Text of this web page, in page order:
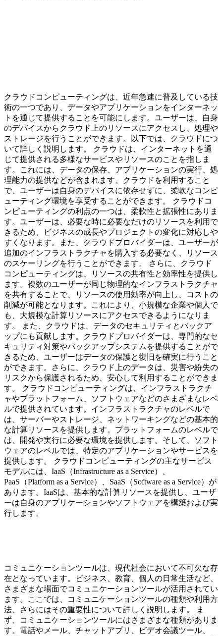
クラウドコンピューティングは、近年急速に普及している技
術の一つであり、データやアプリケーションをインターネッ
トを通じて提供することを可能にします。ユーザーは、自身
のデバイスからクラウド上のリソースにアクセスし、処理や
ストレージを行うことができます。以下では、クラウドにつ
いて詳しく説明します。 クラウドは、インターネットを通
じて提供される多様なサービスやリソースのことを指しま
す。これには、データの保存、アプリケーションの実行、処
理能力の提供などが含まれます。クラウドを利用すること
で、ユーザーは自身のデバイスに依存せずに、柔軟なコンピ
ューティング環境を享受することができます。 クラウドコ
ンピューティングの利点の一つは、柔軟性と拡張性にありま
す。ユーザーは、必要な時に必要なだけのリソースを利用で
きるため、ビジネスの成長やプロジェクトの変化に対応しや
すくなります。また、クラウドプロバイダーは、ユーザーが
追加のインフラストラクチャを購入する必要なく、リソース
のスケーリングを行うことができます。 さらに、クラウド
コンピューティングは、リソースの共有性と効率性を提供し
ます。複数のユーザーが同じ物理的なインフラストラクチャ
を共有することで、リソースの使用効率が向上し、コストの
削減が可能となります。これにより、小規模な企業や個人で
も、大規模な計算リソースにアクセスできるようになりま
す。 また、クラウドは、データのセキュリティとバックア
ップにも貢献します。クラウドプロバイダーは、専門的なセ
キュリティ対策やバックアップシステムを提供することがで
きるため、ユーザーはデータの保護と復旧を確実に行うこと
ができます。さらに、クラウド上のデータは、災害や紛失の
リスクから保護されるため、安心して利用することができま
す。 クラウドコンピューティングは、インフラストラクチ
ャやプラットフォーム、ソフトウェアなどのさまざまなレベ
ルで提供されています。インフラストラクチャのレベルで
は、サーバーやストレージ、ネットワーキングなどの基本的
な計算リソースを提供します。プラットフォームのレベルで
は、開発や実行に必要な環境を提供します。そして、ソフト
ウェアのレベルでは、特定のアプリケーションやサービスを
提供します。 クラウドコンピューティングの主なサービス
モデルには、IaaS（Infrastructure as a Service）、
PaaS（Platform as a Service）、SaaS（Software as a Service）が
あります。IaaSは、基本的な計算リソースを提供し、ユーザ
ーは自身のアプリケーションやソフトウェアを構築および実
行します。
コミュニケーションツールは、現代社会において不可欠な存
在となっています。ビジネス、教育、個人の日常生活など、
さまざまな場面でコミュニケーションツールが活用されてい
ます。ここでは、コミュニケーションツールの種類や利用方
法、さらにはその重要性について詳しく説明します。 ま
ず、コミュニケーションツールにはさまざまな種類がありま
す。電話やメール、チャットアプリ、ビデオ会議ツール、